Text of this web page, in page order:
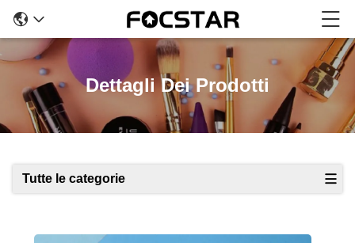
Dettagli Dei Prodotti
Tutte le categorie